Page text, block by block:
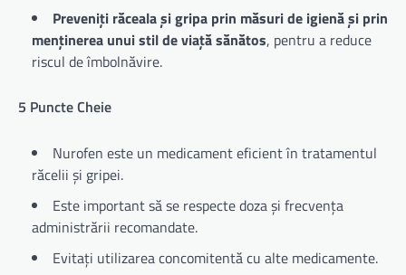
Preveniți răceala și gripa prin măsuri de igienă și prin
menținerea unui stil de viață sănătos, pentru a reduce
riscul de îmbolnăvire.
5 Puncte Cheie
Nurofen este un medicament eficient în tratamentul
răcelii și gripei.
Este important să se respecte doza și frecvența
administrării recomandate.
Evitați utilizarea concomitentă cu alte medicamente.